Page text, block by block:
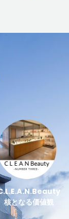
核となる価値観